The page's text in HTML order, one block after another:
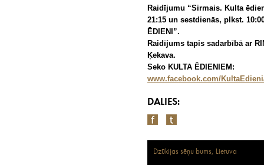
Raidījumu “Sirmais. Kulta
21:15 un sestdienās, plkst.
ĒDIENI”.
Raidījums tapis sadarbībā ar
Ķekava.
Seko KULTA ĒDIENIEM:
www.facebook.com/
DALIES:
Dzūkijas sēņu bums, Lietuva